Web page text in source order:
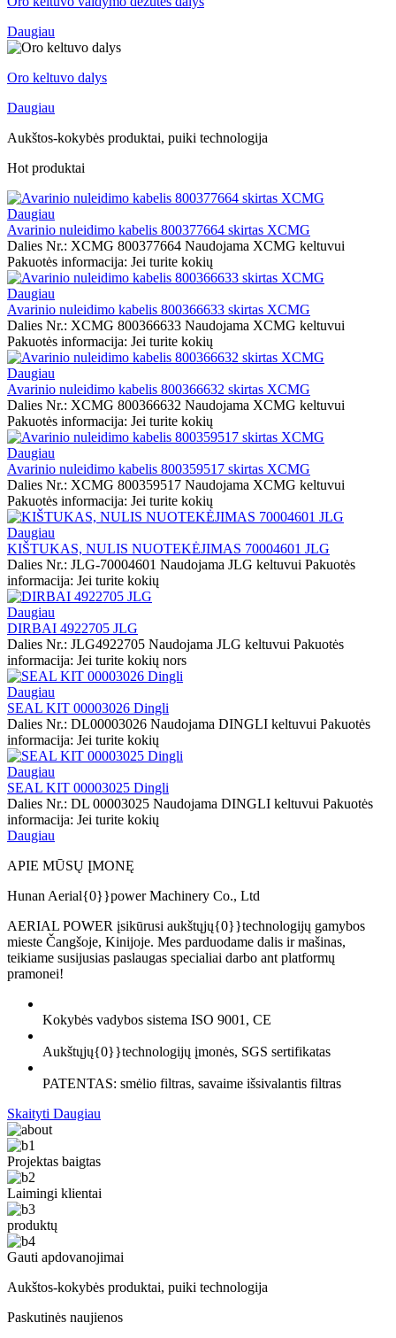
Daugiau
Oro keltuvo dalys
Daugiau
Aukštos-kokybės produktai, puiki technologija
Hot produktai
Daugiau
Avarinio nuleidimo kabelis 800377664 skirtas XCMG
Dalies Nr.: XCMG 800377664 Naudojama XCMG keltuvui
Pakuotės informacija: Jei turite kokių
Daugiau
Avarinio nuleidimo kabelis 800366633 skirtas XCMG
Dalies Nr.: XCMG 800366633 Naudojama XCMG keltuvui
Pakuotės informacija: Jei turite kokių
Daugiau
Avarinio nuleidimo kabelis 800366632 skirtas XCMG
Dalies Nr.: XCMG 800366632 Naudojama XCMG keltuvui
Pakuotės informacija: Jei turite kokių
Daugiau
Avarinio nuleidimo kabelis 800359517 skirtas XCMG
Dalies Nr.: XCMG 800359517 Naudojama XCMG keltuvui
Pakuotės informacija: Jei turite kokių
Daugiau
KIŠTUKAS, NULIS NUOTEKĖJIMAS 70004601 JLG
Dalies Nr.: JLG-70004601 Naudojama JLG keltuvui Pakuotės
informacija: Jei turite kokių
Daugiau
DIRBAI 4922705 JLG
Dalies Nr.: JLG4922705 Naudojama JLG keltuvui Pakuotės
informacija: Jei turite kokių nors
Daugiau
SEAL KIT 00003026 Dingli
Dalies Nr.: DL00003026 Naudojama DINGLI keltuvui Pakuotės
informacija: Jei turite kokių
Daugiau
SEAL KIT 00003025 Dingli
Dalies Nr.: DL 00003025 Naudojama DINGLI keltuvui Pakuotės
informacija: Jei turite kokių
Daugiau
APIE MŪSŲ ĮMONĘ
Hunan Aerial{0}}power Machinery Co., Ltd
AERIAL POWER įsikūrusi aukštųjų{0}}technologijų gamybos
mieste Čangšoje, Kinijoje. Mes parduodame dalis ir mašinas,
teikiame susijusias paslaugas specialiai darbo ant platformų
pramonei!
Kokybės vadybos sistema ISO 9001, CE
Aukštųjų{0}}technologijų įmonės, SGS sertifikatas
PATENTAS: smėlio filtras, savaime išsivalantis filtras
Skaityti Daugiau
Projektas baigtas
Laimingi klientai
produktų
Gauti apdovanojimai
Aukštos-kokybės produktai, puiki technologija
Paskutinės naujienos